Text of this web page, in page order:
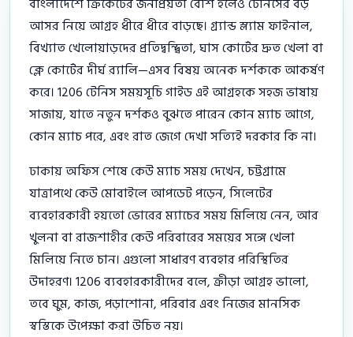
আসর নিয়ে আগ্রহ ধীরে ধীরে বাড়ছে। গ্র্যান্ড স্ল্যাম ফাইনাল,
বিখ্যাত খেলোয়াড়দের প্রতিদ্বন্দ্বিতা, ঘাস কোর্টের দ্রুত খেলা বা
ক্লে কোর্টের দীর্ঘ র‍্যালি—এসব বিষয় অনেক দর্শককে আকর্ষণ
করে। 1206 টেনিস সময়সূচি গাইড এই আগ্রহকে সহজ ভাষায়
সাজায়, যাতে নতুন দর্শকও বুঝতে পারেন কোন ম্যাচ আগে,
কোন ম্যাচ পরে, এবং রাত জেগে দেখা সত্যিই দরকার কি না।
ঢাকায় অফিস শেষে কেউ ম্যাচ সময় দেখেন, চট্টগ্রামে
যাত্রাপথে কেউ মোবাইলে আপডেট পড়েন, সিলেটের
ব্যবহারকারী হয়তো ভোরের ম্যাচের সময় মিলিয়ে নেন, আর
খুলনা বা রাজশাহীর কেউ পরিবারের সময়ের সঙ্গে খেলা
মিলিয়ে নিতে চান। এগুলো সাধারণ ব্যবহার পরিস্থিতির
উদাহরণ। 1206 ব্যবহারকারীদের বলে, ক্রীড়া আগ্রহ ভালো,
তবে ঘুম, কাজ, পড়াশোনা, পরিবার এবং নিজের মানসিক
স্বস্তিকে উপেক্ষা করা উচিত নয়।